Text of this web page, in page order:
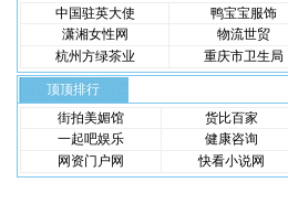
中国驻英大使
鸭宝宝服饰
潇湘女性网
物流世贸
杭州方绿茶业
重庆市卫生局
顶顶排行
街拍美媚馆
货比百家
一起吧娱乐
健康咨询
网资门户网
快看小说网